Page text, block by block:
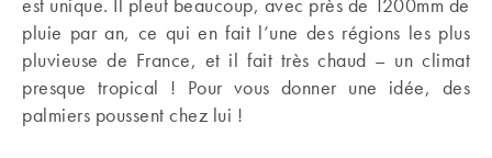
est unique. Il pleut beaucoup, avec près de 1200mm de
pluie par an, ce qui en fait l’une des régions les plus
pluvieuse de France, et il fait très chaud – un climat
presque tropical ! Pour vous donner une idée, des
palmiers poussent chez lui !